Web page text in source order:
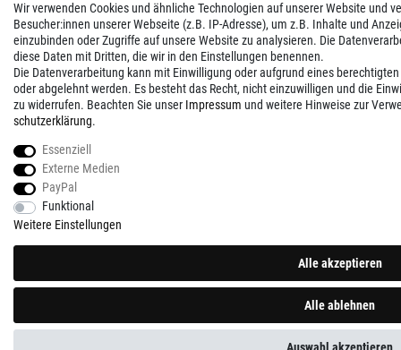
Wir verwenden Cookies und ähnliche Technologien auf unserer Website und
Besucher:innen unserer Webseite (z.B. IP-Adresse), um z.B. Inhalte und
einzubinden oder Zugriffe auf unsere Website zu analysieren. Die
diese Daten mit Dritten, die wir in den Einstellungen benennen.
Die Datenverarbeitung kann mit Einwilligung oder aufgrund eines
oder abgelehnt werden. Es besteht das Recht, nicht einzuwilligen und die
zu widerrufen. Beachten Sie unser Impressum und weitere Hinweise zur
schutz­erklärung.
Essenziell
Externe Medien
PayPal
Funktional
Weitere Einstellungen
Alle akzeptieren
Alle ablehnen
Auswahl akzeptieren